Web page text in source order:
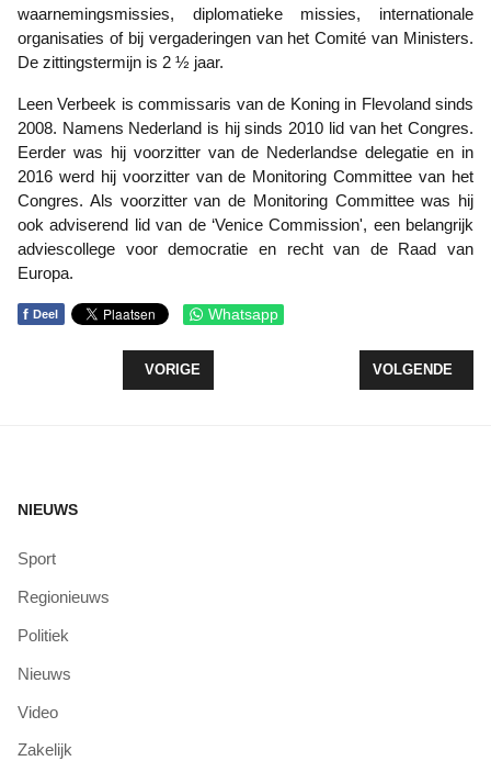
waarnemingsmissies, diplomatieke missies, internationale
organisaties of bij vergaderingen van het Comité van Ministers.
De zittingstermijn is 2 ½ jaar.
Leen Verbeek is commissaris van de Koning in Flevoland sinds
2008. Namens Nederland is hij sinds 2010 lid van het Congres.
Eerder was hij voorzitter van de Nederlandse delegatie en in
2016 werd hij voorzitter van de Monitoring Committee van het
Congres. Als voorzitter van de Monitoring Committee was hij
ook adviserend lid van de ‘Venice Commission', een belangrijk
adviescollege voor democratie en recht van de Raad van
Europa.
f Deel Whatsapp
VORIG ARTIKEL: KANSHEBBERS VOOR
VORIGE VOLGENDE
VOLGENDE
NIEUWS
Sport
Regionieuws
Politiek
Nieuws
Video
Zakelijk